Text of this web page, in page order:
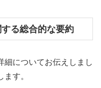
る総合的な要約
細についてお伝えしまし
す。